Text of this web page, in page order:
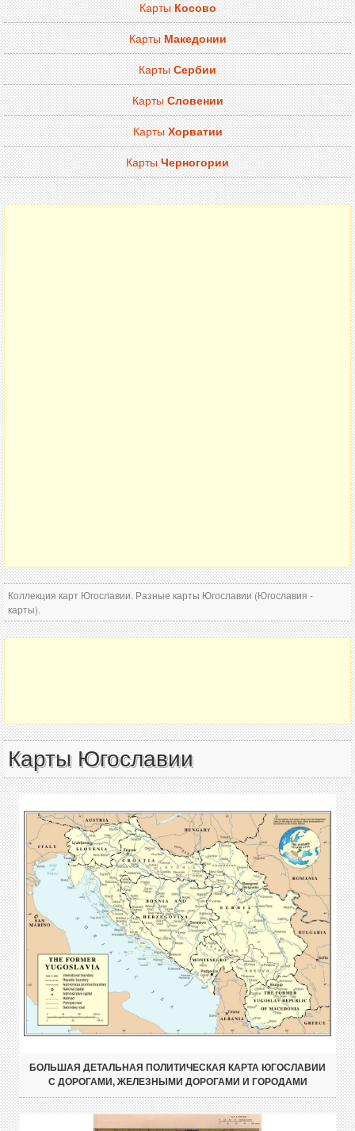
КартыКосово
КартыМакедонии
КартыСербии
КартыСловении
КартыХорватии
КартыЧерногории
Коллекция карт Югославии. Разные карты Югославии (Югославия -
карты).
Карты Югославии
БОЛЬШАЯ ДЕТАЛЬНАЯ ПОЛИТИЧЕСКАЯ КАРТА ЮГОСЛАВИИ
С ДОРОГАМИ, ЖЕЛЕЗНЫМИ ДОРОГАМИ И ГОРОДАМИ